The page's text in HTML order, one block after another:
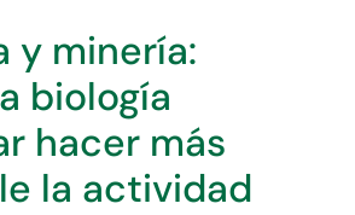
y minería:
biología
hacer más
la actividad